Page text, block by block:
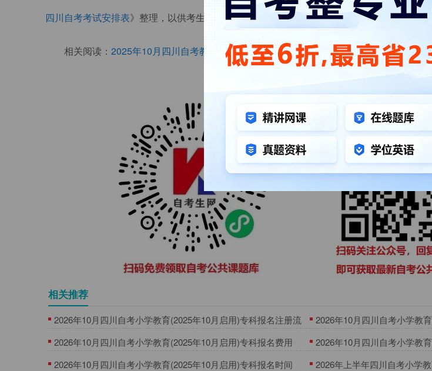
四川自考考试安排表》整理，以供考生们参考。更多相关资讯可查看"四川自考科目时间安排"
相关阅读： 2025年10月四川自考教材目录
相关推荐
2026年10月四川自考小学教育(2025年10月启用)专科报名注册流
程
2026年10月四川自考小学教
求
2026年10月四川自考小学教育(2025年10月启用)专科报名费用
2026年10月四川自考小学教
2026年10月四川自考小学教育(2025年10月启用)专科报名时间
2026年上半年四川自考小学